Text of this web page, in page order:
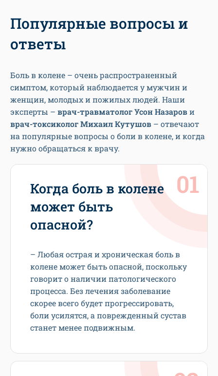
Популярные вопросы и
ответы
Боль в колене – очень распространенный
симптом, который наблюдается у мужчин и
женщин, молодых и пожилых людей. Наши
эксперты – врач-травматолог Усон Назарови
врач-токсиколог Михаил Кутушов – отвечают
на популярные вопросы о боли в колене, и когда
нужно обращаться к врачу.
Когда боль в колене
может быть
опасной?
– Любая острая и хроническая боль в
колене может быть опасной, поскольку
говорит о наличии патологического
процесса. Без лечения заболевание
скорее всего будет прогрессировать,
боли усилятся, а поврежденный сустав
станет менее подвижным.